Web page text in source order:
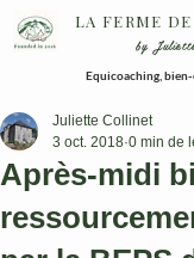
LA FERME
by
Equicoaching,
Après-midi
Juliette Collinet
3 oct. 2018 0 min de